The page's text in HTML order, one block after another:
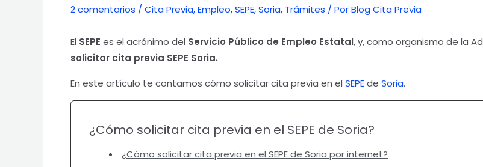
2 comentarios / Cita Previa,Empleo,SEPE,Soria, Trámites / PorBlog Cita Previa
El SEPE es el acrónimo del Servicio Público de Empleo Estatal, y, como organismo de la
solicitar cita previa SEPE Soria.
En este artículo te contamos cómo solicitar cita previa en el SEPEde Soria.
¿Cómo solicitar cita previa en el SEPE de Soria?
¿Cómo solicitar cita previa en el SEPE de Soria por internet?